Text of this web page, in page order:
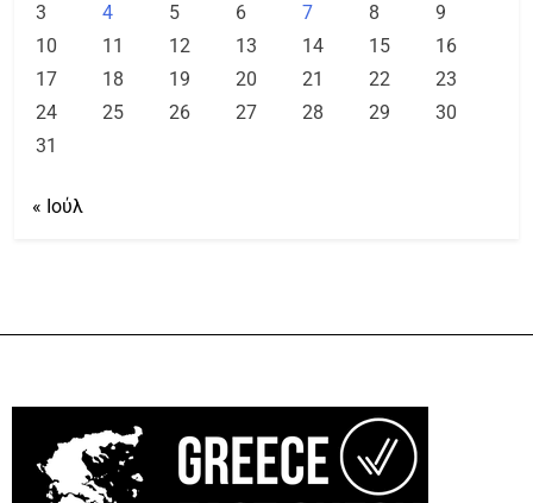
3
4 5 6 7 8
9
10
11 12 13 14 15
16
17
18 19 20 21 22
23
24
25 26 27 28 29
30
31
« Ιούλ